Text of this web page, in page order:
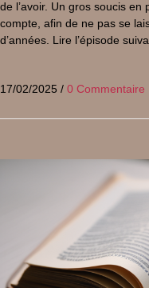
de l’avoir. Un gros soucis en
compte, afin de ne pas se
d’années. Lire l’épisode
17/02/2025 / 0 Commentaire